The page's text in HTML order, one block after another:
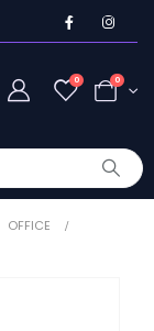
0 0
OFFICE